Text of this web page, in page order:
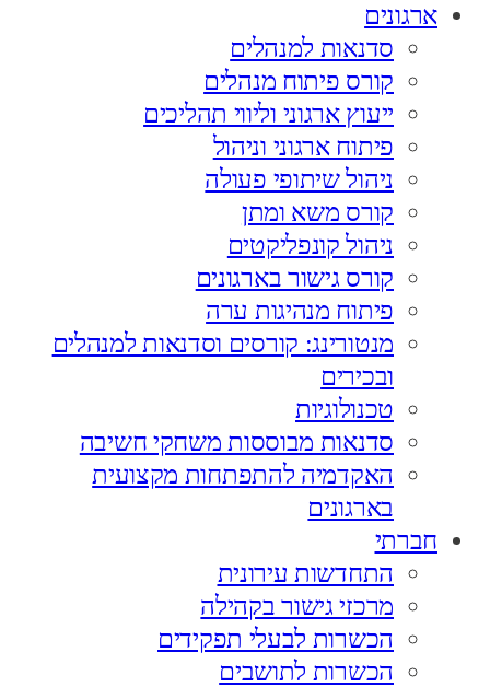
ארגונים
סדנאות למנהלים
קורס פיתוח מנהלים
ייעוץ ארגוני וליווי תהליכים
פיתוח ארגוני וניהול
ניהול שיתופי פעולה
קורס משא ומתן
ניהול קונפליקטים
קורס גישור בארגונים
פיתוח מנהיגות ערה
מנטורינג: קורסים וסדנאות למנהלים
ובכירים
טכנולוגיות
סדנאות מבוססות משחקי חשיבה
האקדמיה להתפתחות מקצועית
בארגונים
חברתי
התחדשות עירונית
מרכזי גישור בקהילה
הכשרות לבעלי תפקידים
הכשרות לתושבים